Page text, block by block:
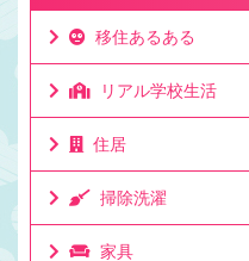
移住あるある
リアル学校生活
住居
掃除洗濯
家具